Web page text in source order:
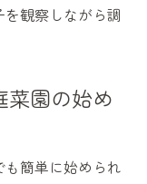
観察しながら調
菜園の始め
簡単に始められ